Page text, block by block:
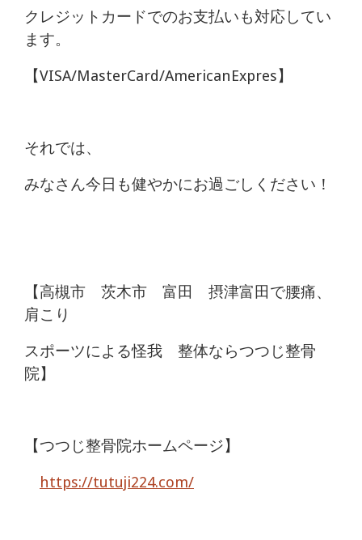
クレジットカードでのお支払いも対応してい
ます。
【VISA/MasterCard/AmericanExpres】
それでは、
みなさん今日も健やかにお過ごしください！
【高槻市 茨木市 富田 摂津富田で腰痛、
肩こり
スポーツによる怪我 整体ならつつじ整骨
院】
【つつじ整骨院ホームページ】
https://tutuji224.com/